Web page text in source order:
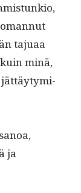
tajuaa
minä,
jät­täy­tymi­
ja